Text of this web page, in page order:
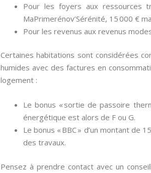
Pour les foyers aux ressources
MaPrimerénov’Sérénité, 15 000 €
Pour les revenus aux revenus
Certaines habitations sont considérées
humides avec des factures en
logement :
Le bonus « sortie de passoire
énergétique est alors de F ou G.
Le bonus « BBC » d’un montant
des travaux.
Pensez à prendre contact avec un